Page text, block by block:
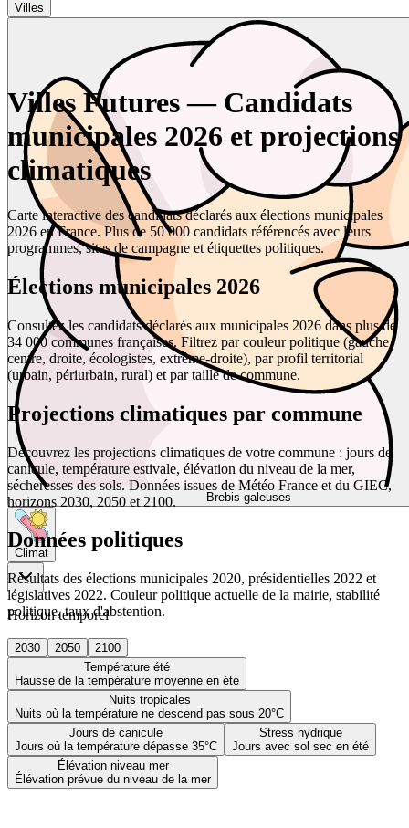
Villes
Brebis galeuses
Climat
Horizon temporel
2030 2050
2100
Température été
Hausse de la température moyenne en été
Nuits tropicales
Nuits où la température ne descend pas sous 20°C
Jours de canicule
Jours où la température dépasse 35°C
Stress hydrique
Jours avec sol sec en été
Élévation niveau mer
Élévation prévue du niveau de la mer
Villes Futures — Candidats
municipales 2026 et projections
climatiques
Carte interactive des candidats déclarés aux élections municipales
2026 en France. Plus de 50 000 candidats référencés avec leurs
programmes, sites de campagne et étiquettes politiques.
Élections municipales 2026
Consultez les candidats déclarés aux municipales 2026 dans plus de
34 000 communes françaises. Filtrez par couleur politique (gauche,
centre, droite, écologistes, extrême-droite), par profil territorial
(urbain, périurbain, rural) et par taille de commune.
Projections climatiques par commune
Découvrez les projections climatiques de votre commune : jours de
canicule, température estivale, élévation du niveau de la mer,
sécheresses des sols. Données issues de Météo France et du GIEC,
horizons 2030, 2050 et 2100.
Données politiques
Résultats des élections municipales 2020, présidentielles 2022 et
législatives 2022. Couleur politique actuelle de la mairie, stabilité
politique, taux d'abstention.